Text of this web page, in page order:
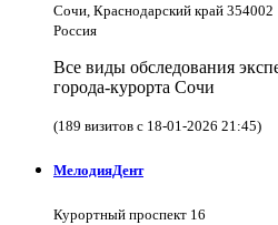
Сочи, Краснодарский край 354002
Россия
Все виды обследования
города-курорта Сочи
(189 визитов с 18-01-2026 21:45)
МелодияДент
Курортный проспект 16